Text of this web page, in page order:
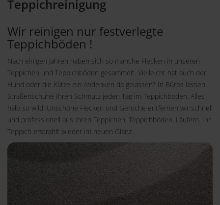
Teppichreinigung
Wir reinigen nur festverlegte
Teppichböden !
Nach einigen Jahren haben sich so manche Flecken in unseren
Teppichen und Teppichböden gesammelt. Vielleicht hat auch der
Hund oder die Katze ein Andenken da gelassen? In Büros lassen
Straßenschuhe Ihren Schmutz jeden Tag im Teppichboden. Alles
halb so wild. Unschöne Flecken und Gerüche entfernen wir schnell
und professionell aus Ihren Teppichen, Teppichböden, Läufern. Ihr
Teppich erstrahlt wieder im neuen Glanz.